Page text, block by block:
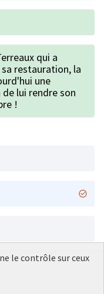
qui a
restauration, la
une
lui rendre son
!
le contrôle sur ceux